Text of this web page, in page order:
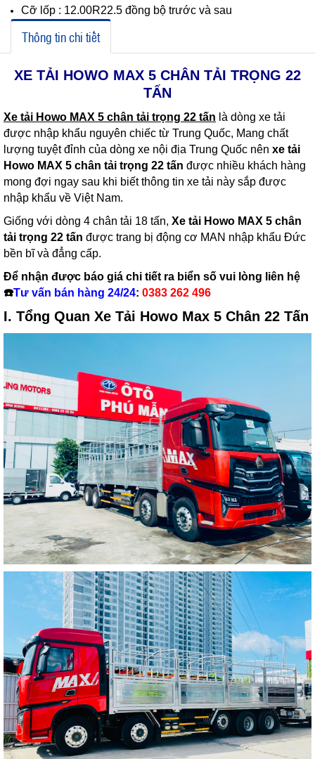
Cỡ lốp : 12.00R22.5 đồng bộ trước và sau
Thông tin chi tiết
XE TẢI HOWO MAX 5 CHÂN TẢI TRỌNG 22
TẤN
Xe tải Howo MAX 5 chân tải trọng 22 tấn là dòng xe tải
được nhập khẩu nguyên chiếc từ Trung Quốc, Mang chất
lượng tuyệt đỉnh của dòng xe nội địa Trung Quốc nên xe tải
Howo MAX 5 chân tải trọng 22 tấn được nhiều khách hàng
mong đợi ngay sau khi biết thông tin xe tải này sắp được
nhập khẩu về Việt Nam.
Giống với dòng 4 chân tải 18 tấn, Xe tải Howo MAX 5 chân
tải trọng 22 tấn được trang bị động cơ MAN nhập khẩu Đức
bền bĩ và đẳng cấp.
Để nhận được báo giá chi tiết ra biển số vui lòng liên hệ
☎️Tư vấn bán hàng 24/24: 0383 262 496
I. Tổng Quan Xe Tải Howo Max 5 Chân 22 Tấn